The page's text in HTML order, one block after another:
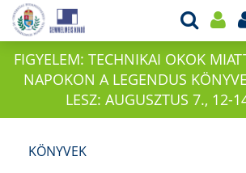
FIGYELEM: TECHNIKAI OKOK
NAPOKON A LEGENDUS
LESZ: AUGUSZTUS 7., 12-
KÖNYVEK